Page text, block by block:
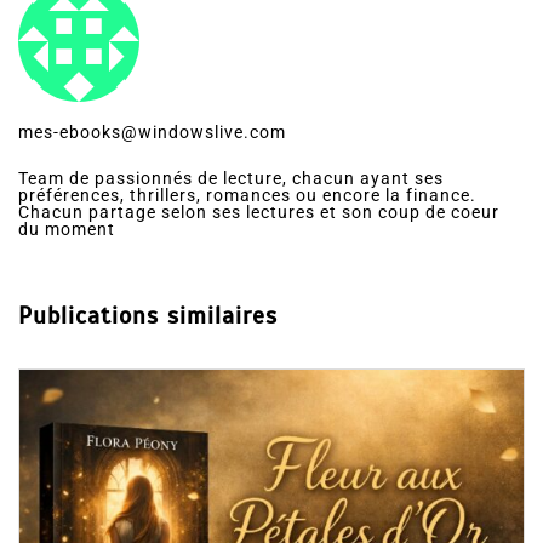
mes-ebooks@windowslive.com
Team de passionnés de lecture, chacun ayant ses
préférences, thrillers, romances ou encore la finance.
Chacun partage selon ses lectures et son coup de coeur
du moment
Publications similaires